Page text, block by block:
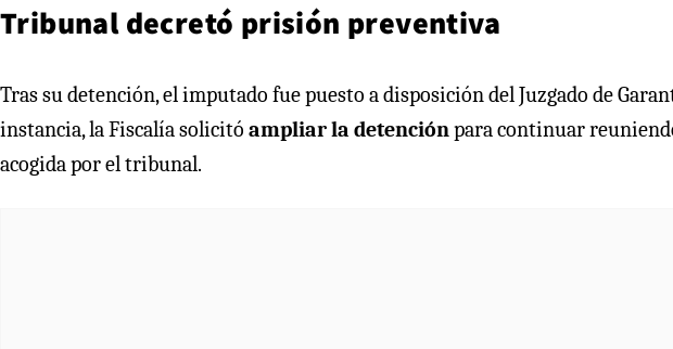
Tribunal decretó prisión preventiva
Tras su detención, el imputado fue puesto a disposición del Juzgado de
instancia, la Fiscalía solicitó ampliar la detenciónpara continuar
acogida por el tribunal.